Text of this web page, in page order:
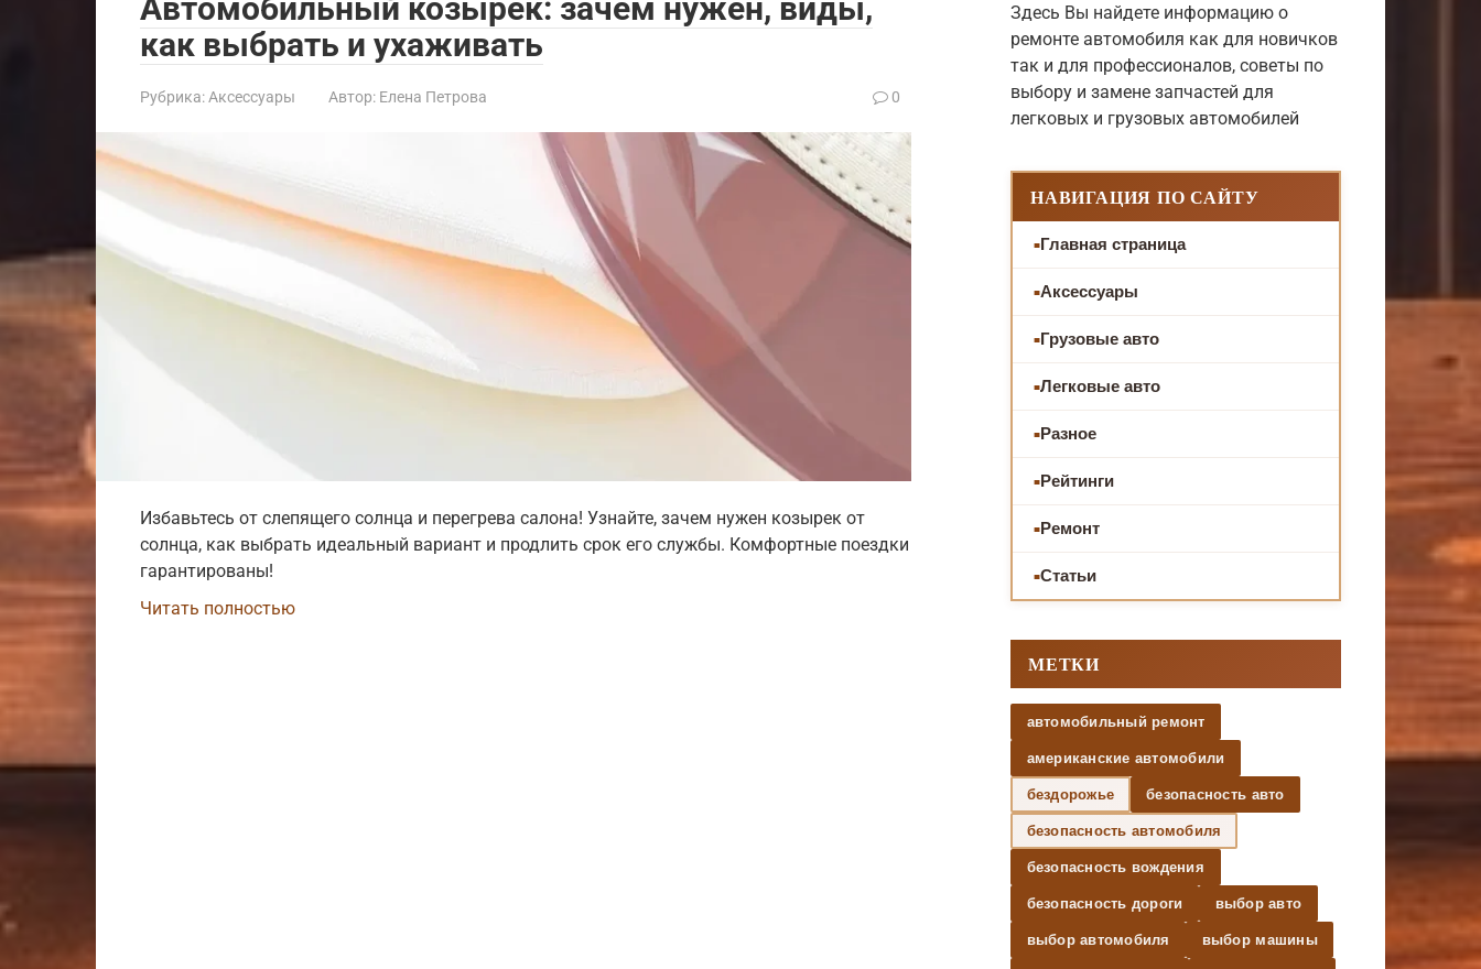
Автомобильный козырек: зачем нужен, виды,
как выбрать и ухаживать
Рубрика: Аксессуары Автор: Елена Петрова 0
Избавьтесь от слепящего солнца и перегрева салона! Узнайте, зачем нужен козырек от
солнца, как выбрать идеальный вариант и продлить срок его службы. Комфортные поездки
гарантированы!
Читать полностью
Здесь Вы найдете информацию о
ремонте автомобиля как для новичков
так и для профессионалов, советы по
выбору и замене запчастей для
легковых и грузовых автомобилей
НАВИГАЦИЯ ПО САЙТУ
Главная страница
Аксессуары
Грузовые авто
Легковые авто
Разное
Рейтинги
Ремонт
Статьи
МЕТКИ
автомобильный ремонт
американские автомобили
бездорожье безопасность авто
безопасность автомобиля
безопасность вождения
безопасность дороги выбор авто
выбор автомобиля выбор машины